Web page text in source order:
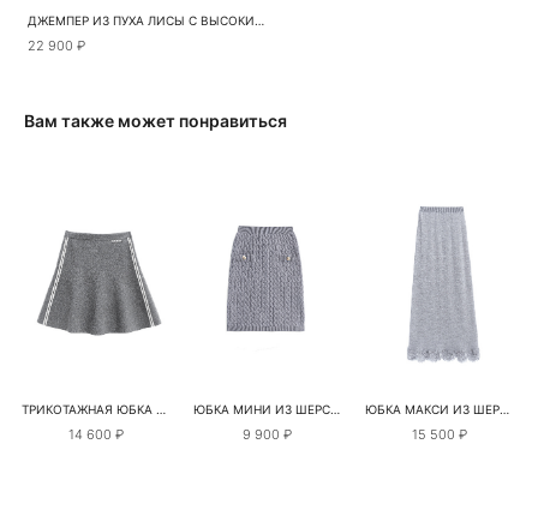
ДЖЕМПЕР ИЗ ПУХА ЛИСЫ С ВЫСОКИМ ВОРОТОМ
22 900 ₽
Вам также может понравиться
ТРИКОТАЖНАЯ ЮБКА МИНИ С ЛАМПАСАМИ
14 600 ₽
ЮБКА МИНИ ИЗ ШЕРСТИ МЕРИНОСА ЭКСТРАФАЙН
9 900 ₽
ЮБКА МАКСИ ИЗ ШЕРСТИ МЕРИНОСА С КРУЖЕВОМ
15 500 ₽